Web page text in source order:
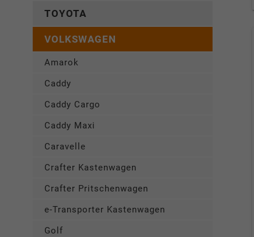
TOYOTA
VOLKSWAGEN
Amarok
Caddy
Caddy Cargo
Caddy Maxi
Caravelle
Crafter Kastenwagen
Crafter Pritschenwagen
e-Transporter Kastenwagen
Golf